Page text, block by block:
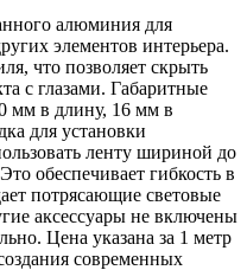
алюминия для
элементов интерьера.
что позволяет скрыть
с глазами. Габаритные
мм в длину, 16 мм в
для установки
ленту шириной до
обеспечивает гибкость в
потрясающие световые
аксессуары не включены
Цена указана за 1 метр
современных